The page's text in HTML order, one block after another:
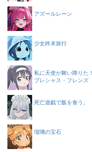
アズールレーン
少女終末旅行
私に天使が舞い降りた！
プレシャス・フレンズ
死亡遊戯で飯を食う。
瑠璃の宝石